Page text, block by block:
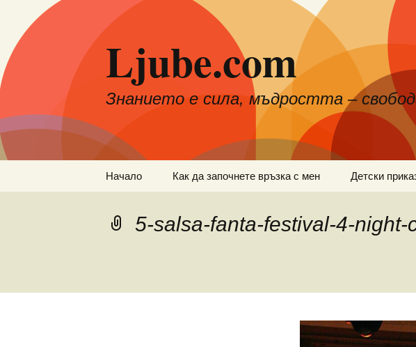
съдържанието
Ljube.com
Знанието е сила, мъдростта –
Начало Как да започнете връзка с мен Детски
5-salsa-fanta-festival-4-night-